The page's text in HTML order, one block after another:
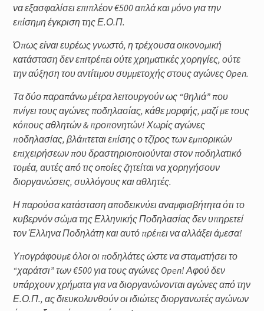
να εξασφαλίσει επιπλέον €500 απλά και μόνο για την
επίσημη έγκριση της Ε.Ο.Π.
Όπως είναι ευρέως γνωστό, η τρέχουσα οικονομική
κατάσταση δεν επιτρέπει ούτε χρηματικές χορηγίες, ούτε
την αύξηση του αντίτιμου συμμετοχής στους αγώνες Open.
Τα δύο παραπάνω μέτρα λειτουργούν ως “θηλιά” που
πνίγει τους αγώνες ποδηλασίας, κάθε μορφής, μαζί με τους
κόπους αθλητών & προπονητών! Χωρίς αγώνες
ποδηλασίας, βλάπτεται επίσης ο τζίρος των εμπορικών
επιχειρήσεων που δραστηριοποιούνται στον ποδηλατικό
τομέα, αυτές από τις οποίες ζητείται να χορηγήσουν
διοργανώσεις, συλλόγους και αθλητές.
Η παρούσα κατάσταση αποδεικνύει αναμφισβήτητα ότι το
κυβερνόν σώμα της Ελληνικής Ποδηλασίας δεν υπηρετεί
τον Έλληνα Ποδηλάτη και αυτό πρέπει να αλλάξει άμεσα!
Υπογράφουμε όλοι οι ποδηλάτες ώστε να σταματήσει το
“χαράτσι” των €500 για τους αγώνες Open! Αφού δεν
υπάρχουν χρήματα για να διοργανώνονται αγώνες από την
Ε.Ο.Π., ας διευκολυνθούν οι ιδιώτες διοργανωτές αγώνων